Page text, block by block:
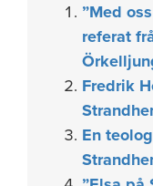
”Med
referat
Fredrik
En